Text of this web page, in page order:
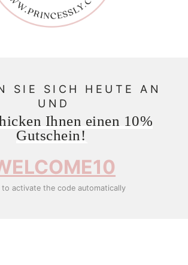
SIE SICH HEUTE AN
UND
Ihnen einen 10%
Gutschein!
to activate the code automatically